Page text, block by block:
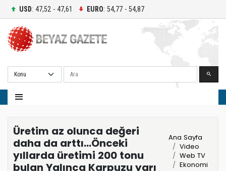
USD: 47,52 - 47,61 EURO: 54,77 - 54,87
Ara
Üretim az olunca değeri
daha da arttı...Önceki
yıllarda üretimi 200 tonu
bulan Yalınca Karpuzu yarı
Ana Sayfa
Video
Web TV
Ekonomi